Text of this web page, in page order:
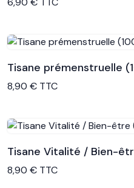
Voir le produit
Tisane prémenstruelle
8,90 € TTC
Voir le produit
Tisane Vitalité / Bien-
8,90 € TTC